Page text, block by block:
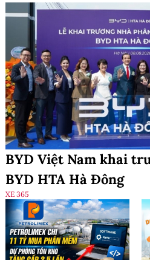
BYD Việt Nam khai
BYD HTA Hà Đông
XE 365